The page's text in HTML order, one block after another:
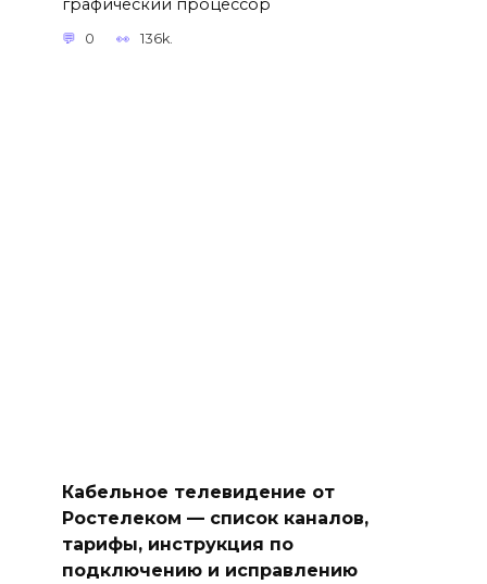
графический процессор
0 136k.
Кабельное телевидение от
Ростелеком — список каналов,
тарифы, инструкция по
подключению и исправлению